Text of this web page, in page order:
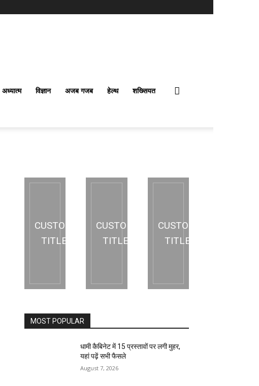
अध्यात्म विज्ञान अजब गजब हेल्थ शख्सियत
CUSTOM
TITLE
CUSTOM
TITLE
CUSTOM
TITLE
MOST POPULAR
धामी कैबिनेट में 15 प्रस्तावों पर लगी मुहर,
यहां पढ़ें सभी फैसले
August 7, 2026